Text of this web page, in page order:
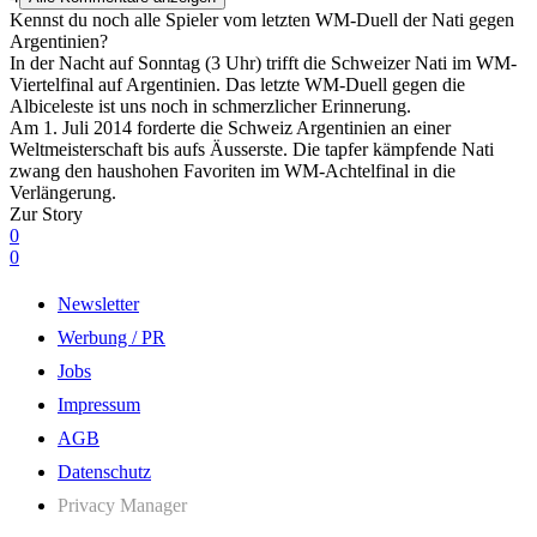
Kennst du noch alle Spieler vom letzten WM-Duell der Nati gegen
Argentinien?
In der Nacht auf Sonntag (3 Uhr) trifft die Schweizer Nati im WM-
Viertelfinal auf Argentinien. Das letzte WM-Duell gegen die
Albiceleste ist uns noch in schmerzlicher Erinnerung.
Am 1. Juli 2014 forderte die Schweiz Argentinien an einer
Weltmeisterschaft bis aufs Äusserste. Die tapfer kämpfende Nati
zwang den haushohen Favoriten im WM-Achtelfinal in die
Verlängerung.
Zur Story
0
0
Newsletter
Werbung / PR
Jobs
Impressum
AGB
Datenschutz
Privacy Manager